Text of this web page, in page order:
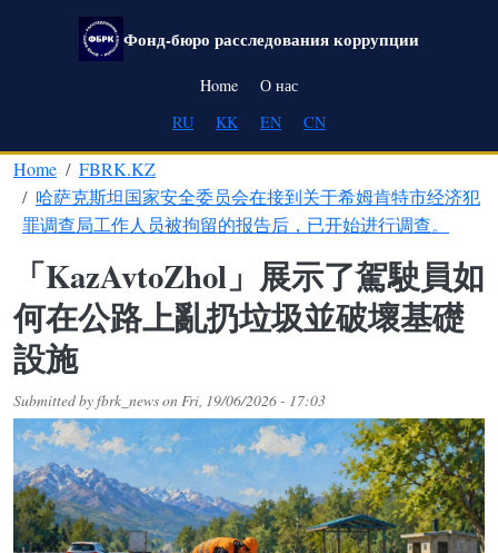
Skip to main content
Фонд-бюро расследования коррупции
Main navigation
Home
О нас
RU
KK EN CN
Home
FBRK.KZ
哈萨克斯坦国家安全委员会在接到关于希姆肯特市经济犯
罪调查局工作人员被拘留的报告后，已开始进行调查。
「KazAvtoZhol」展示了駕駛員如
何在公路上亂扔垃圾並破壞基礎
設施
Submitted byfbrk_newsonFri, 19/06/2026 - 17:03